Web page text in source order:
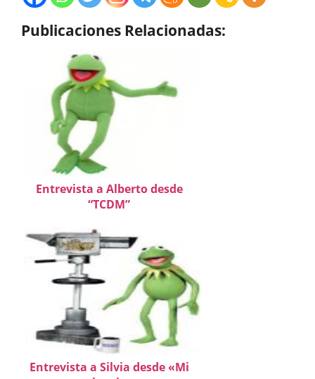
Publicaciones Relacionadas:
Entrevista a Alberto desde
“TCDM”
Entrevista a Silvia desde «Mi